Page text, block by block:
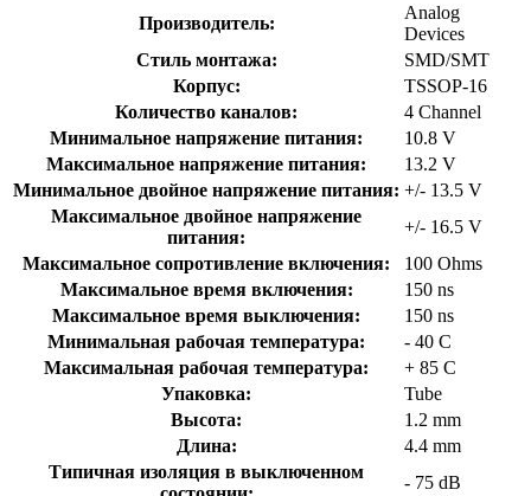
Производитель:
Analog
Devices
Стиль монтажа:
SMD/SMT
Корпус:
TSSOP-16
Количество каналов:
4 Channel
Минимальное напряжение питания:
10.8 V
Максимальное напряжение питания:
13.2 V
Минимальное двойное напряжение питания: +/- 13.5 V
Максимальное двойное напряжение
питания:
+/- 16.5 V
Максимальное сопротивление включения:
100 Ohms
Максимальное время включения:
150 ns
Максимальное время выключения:
150 ns
Минимальная рабочая температура:
- 40 C
Максимальная рабочая температура:
+ 85 C
Упаковка:
Tube
Высота:
1.2 mm
Длина:
4.4 mm
Типичная изоляция в выключенном
- 75 dB